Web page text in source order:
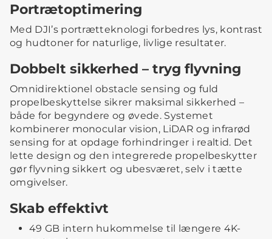
Portrætoptimering
Med DJI’s portrætteknologi forbedres lys, kontrast
og hudtoner for naturlige, livlige resultater.
Dobbelt sikkerhed – tryg flyvning
Omnidirektionel obstacle sensing og fuld
propelbeskyttelse sikrer maksimal sikkerhed –
både for begyndere og øvede. Systemet
kombinerer monocular vision, LiDAR og infrarød
sensing for at opdage forhindringer i realtid. Det
lette design og den integrerede propelbeskytter
gør flyvning sikkert og ubesværet, selv i tætte
omgivelser.
Skab effektivt
49 GB intern hukommelse til længere 4K-